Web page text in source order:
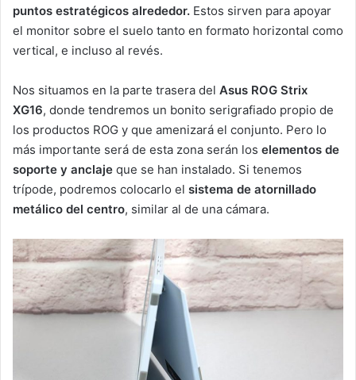
puntos estratégicos alrededor. Estos sirven para apoyar
el monitor sobre el suelo tanto en formato horizontal como
vertical, e incluso al revés.
Nos situamos en la parte trasera del Asus ROG Strix
XG16, donde tendremos un bonito serigrafiado propio de
los productos ROG y que amenizará el conjunto. Pero lo
más importante será de esta zona serán los elementos de
soporte y anclaje que se han instalado. Si tenemos
trípode, podremos colocarlo el sistema de atornillado
metálico del centro, similar al de una cámara.